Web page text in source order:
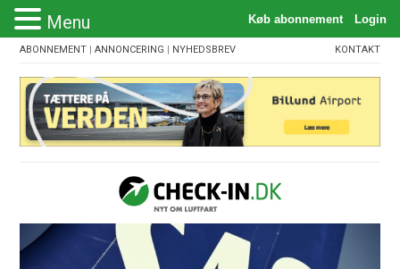
ABONNEMENT |ANNONCERING | NYHEDSBREV KONTAKT
Menu